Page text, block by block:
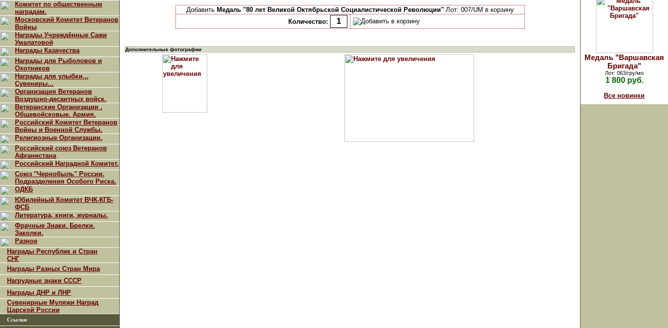
Комитет по общественным
наградам.
Московский Комитет Ветеранов
Войны
Награды Учреждённые Сажи
Умалатовой
Награды Казачества
Награды для Рыболовов и
Охотников
Награды для улыбки...
Сувениры...
Организация Ветеранов
Воздушно-десантных войск.
Ветеранские Организации .
Общевойсковые. Армия.
Российский Комитет Ветеранов
Войны и Военной Службы.
Религиозные Организации.
Российский союз Ветеранов
Афганистана
Российский Наградной Комитет.
Союз "Чернобыль" России.
Подразделения Особого Риска.
ОДКБ
Юбилейный Комитет ВЧК-КГБ-
ФСБ
Литература, книги, журналы.
Фрачные Знаки. Брелки.
Заколки.
Разное
Награды Республик и Стран
СНГ
Награды Разных Стран Мира
Нагрудные знаки СССР
Награды ДНР и ЛНР
Сувенирные Муляжи Наград
Царской России
Ссылки
Добавить Медаль "80 лет Великой Октябрьской Социалистической Революции"Лот: 007/UM в корзину
Количество:
Дополнительные фотографии
Медаль "Варшавская
Бригада"
Лот: 063/гру/мо
1 800 руб.
Все новинки